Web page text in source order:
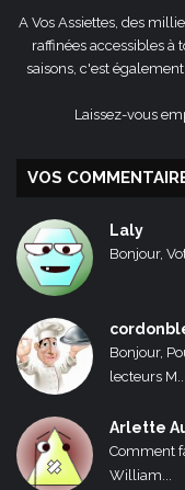
A Vos Assiettes, des
raffinées accessibles à
saisons, c'est
Laissez-vous
VOS
Laly
Bonjour,
Bonjour,
lecteurs M...
Arlette
Comment
William...